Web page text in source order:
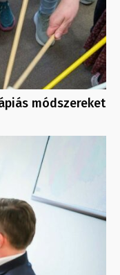
módszereket